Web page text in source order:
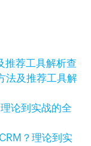
查
法及推荐工具解
？理论到实